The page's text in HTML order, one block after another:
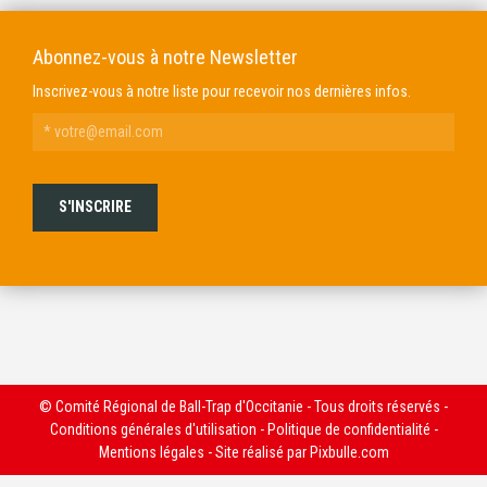
Abonnez-vous à notre Newsletter
Inscrivez-vous à notre liste pour recevoir nos dernières infos.
© Comité Régional de Ball-Trap d'Occitanie - Tous droits réservés -
Conditions générales d'utilisation - Politique de confidentialité -
Mentions légales - Site réalisé par Pixbulle.com